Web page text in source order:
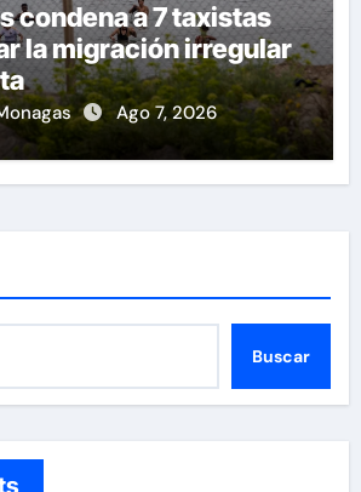
condena a 7 taxistas
la migración irregular
Ago 7, 2026
Buscar